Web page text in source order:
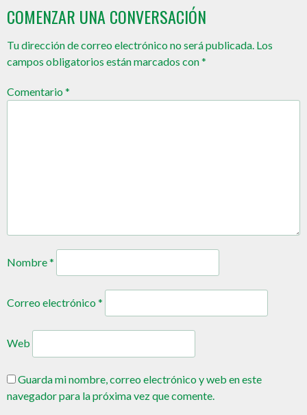
COMENZAR UNA CONVERSACIÓN
Tu dirección de correo electrónico no será publicada. Los
campos obligatorios están marcados con*
Comentario*
Nombre*
Correo electrónico*
Web
Guarda mi nombre, correo electrónico y web en este
navegador para la próxima vez que comente.